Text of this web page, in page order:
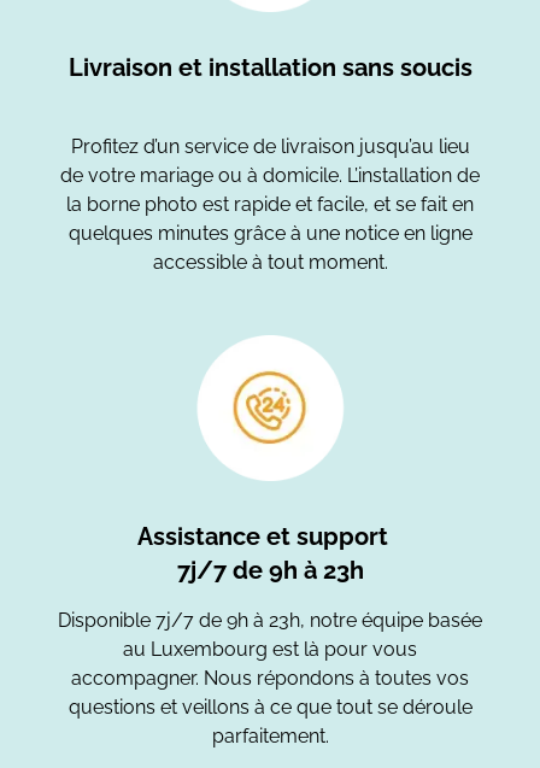
Livraison et installation sans soucis
Profitez d’un service de livraison jusqu’au lieu
de votre mariage ou à domicile. L’installation de
la borne photo est rapide et facile, et se fait en
quelques minutes grâce à une notice en ligne
accessible à tout moment.
Assistance et support
7j/7 de 9h à 23h
Disponible 7j/7 de 9h à 23h, notre équipe basée
au Luxembourg est là pour vous
accompagner. Nous répondons à toutes vos
questions et veillons à ce que tout se déroule
parfaitement.